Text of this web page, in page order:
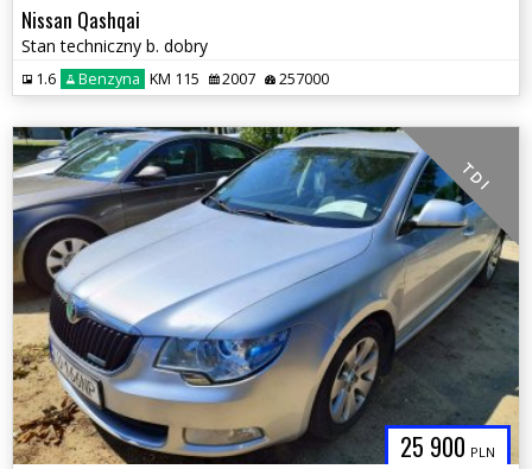
Nissan Qashqai
Stan techniczny b. dobry
1.6 Benzyna KM 115 2007 257000
25 900 PLN
T D I